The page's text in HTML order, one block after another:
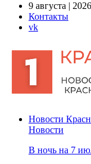
9 августа |
Контакты
vk
Новости
Новости
В ночь на 7